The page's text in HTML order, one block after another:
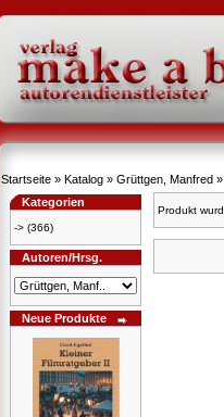
Startseite » Katalog » Grüttgen, Manfred
Kategorien
-> (366)
Autoren/Hrsg.
Neue Produkte
Produkt